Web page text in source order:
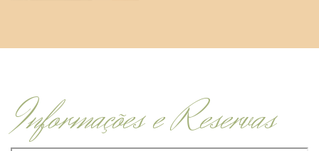
Informações e Reservas